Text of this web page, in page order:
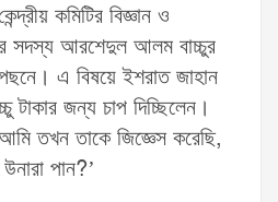
কমিটির বিজ্ঞান ও
সদস্য আরশেদুল আলম বাচ্চুর
এ বিষয়ে ইশরাত জাহান
টাকার জন্য চাপ দিচ্ছিলেন।
তখন তাকে জিজ্ঞেস করেছি,
পান?’